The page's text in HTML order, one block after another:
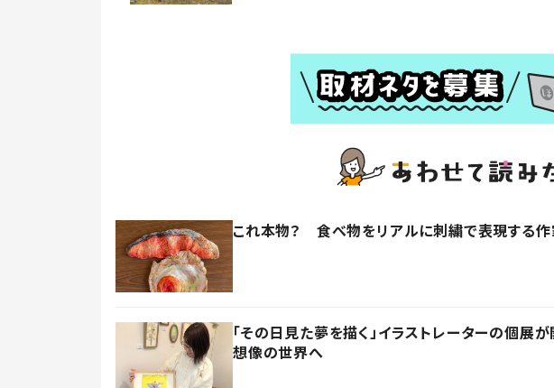
これ本物？ 食べ物をリアルに刺繍で表現する作
「その日見た夢を描く」イラストレーターの個
想像の世界へ